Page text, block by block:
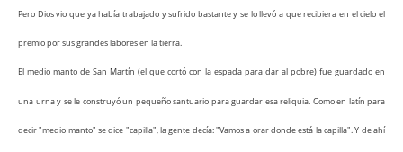
Pero Dios vio que ya había trabajado y sufrido bastante y se lo llevó a que recibiera en el cielo el
premio por sus grandes labores en la tierra.
El medio manto de San Martín (el que cortó con la espada para dar al pobre) fue guardado en
una urna y se le construyó un pequeño santuario para guardar esa reliquia. Como en latín para
decir "medio manto" se dice "capilla", la gente decía: "Vamos a orar donde está la capilla". Y de ahí